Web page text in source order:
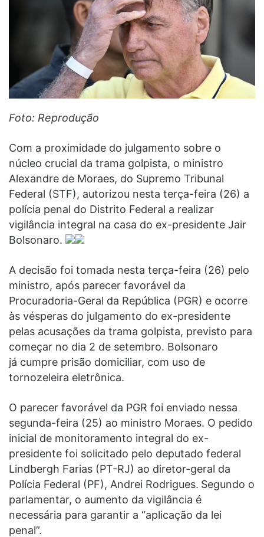
Foto: Reprodução
Com a proximidade do julgamento sobre o
núcleo crucial da trama golpista, o ministro
Alexandre de Moraes, do Supremo Tribunal
Federal (STF), autorizou nesta terça-feira (26) a
polícia penal do Distrito Federal a realizar
vigilância integral na casa do ex-presidente Jair
Bolsonaro.
A decisão foi tomada nesta terça-feira (26) pelo
ministro, após parecer favorável da
Procuradoria-Geral da República (PGR) e ocorre
às vésperas do julgamento do ex-presidente
pelas acusações da trama golpista, previsto para
começar no dia 2 de setembro. Bolsonaro
já cumpre prisão domiciliar, com uso de
tornozeleira eletrônica.
O parecer favorável da PGR foi enviado nessa
segunda-feira (25) ao ministro Moraes. O pedido
inicial de monitoramento integral do ex-
presidente foi solicitado pelo deputado federal
Lindbergh Farias (PT-RJ) ao diretor-geral da
Polícia Federal (PF), Andrei Rodrigues. Segundo o
parlamentar, o aumento da vigilância é
necessária para garantir a “aplicação da lei
penal”.